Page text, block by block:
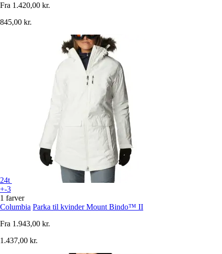
Fra 1.420,00 kr.
845,00 kr.
24t
+-3
1 farver
Columbia Parka til kvinder Mount Bindo™ II
Fra 1.943,00 kr.
1.437,00 kr.